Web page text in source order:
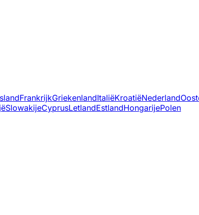
FrankrijkGriekenlandItaliëKroatiëNederland
SlowakijeCyprusLetlandEstlandHongarijePolen